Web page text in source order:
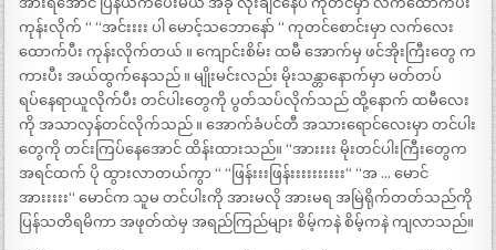
ကုန်းလိုက် “ “အင်းးးး ပါ မောင့်သဘောနော် “ ကုတင်စောင်းမှာ လက်လေး
ထောက်ပီး ကုန်းလိုက်တယ် ။ ကျောင်းစိမ်း ထမီ အောက်မှ ဖင်အိုးကြီးတွေ က
ကားပီး အယ်ထွက်နေသည် ။ မျိုးမင်းလည်း မိုးသန္တာနောက်မှာ မတ်တပ်
ရပ်နေရာယူလိုက်ပီး တင်ပါးတွေကို ပွတ်သပ်လိုက်သည် ထို့နောက် ထမီလေး
ကို အသာလှန်တင်လိုက်သည် ။ အောက်ခံပင်တီ အသားရောင်လေးမှာ တင်ပါး
တွေကို တင်းကြပ်နေအောင် ထိန်းထားသည်။ “အားးးး မိုးတင်ပါးကြီးတွေက
အရင်ထက် ပို ထွားလာတယ်ကွာ “ “ဖြန်းးးဖြန်းးးးးးးးးး“ “အ … မောင်
အားးးးး“ မောင်က သူမ တင်ပါးကို အားမလို အားမရ အမြဲရိုက်တတ်သည်ကို
ပြန်သတိရမိကာ အဖုတ်ထဲမှ အရည်ကြည်များ စိမ့်ကနဲ စိမ့်ကနဲ ကျလာသည်။